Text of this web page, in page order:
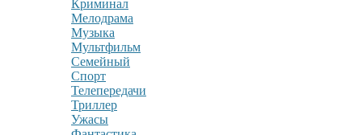
Криминал
Мелодрама
Музыка
Мультфильм
Семейный
Спорт
Телепередачи
Триллер
Ужасы